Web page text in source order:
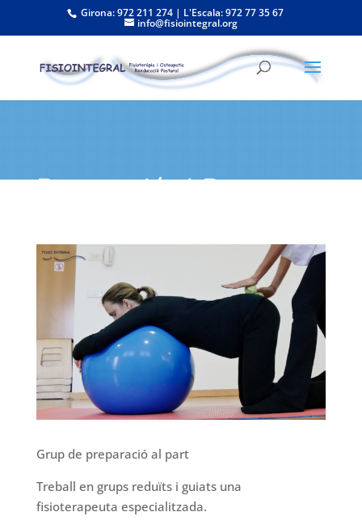
Girona: 972 211 274 | L'Escala: 972 77 35 67
info@fisiointegral.org
Preparació al Part
Grup de preparació al part
Treball en grups reduïts i guiats una
fisioterapeuta especialitzada.